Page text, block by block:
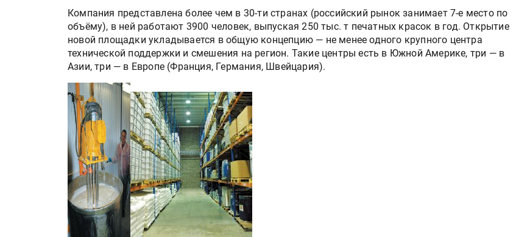
Компания представлена более чем в 30-ти странах (российский рынок занимает 7-е место по
объёму), в ней работают 3900 человек, выпуская 250 тыс. т печатных красок в год. Открытие
новой площадки укладывается в общую концепцию — не менее одного крупного центра
технической поддержки и смешения на регион. Такие центры есть в Южной Америке, три — в
Азии, три — в Европе (Франция, Германия, Швейцария).